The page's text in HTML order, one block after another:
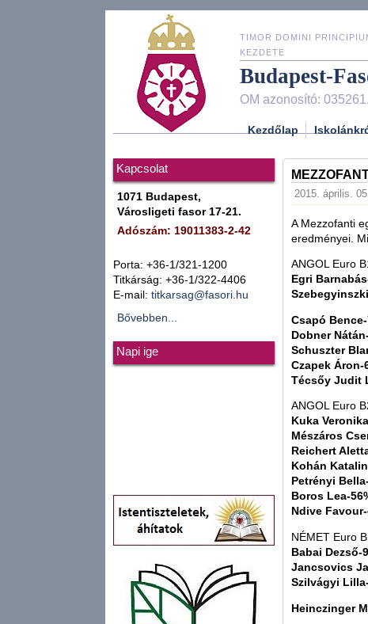
TIMOR DOMINI
KEZDETE
Budapest-
OM azonosító: 035261.
Kezdőlap
Kapcsolat
1071 Budapest,
Városligeti fasor 17-21.
Adószám: 19011383-2-42
Porta: +36-1/321-1200
Titkárság: +36-1/322-4406
E-mail: titkarsag@fasori.hu
Bővebben...
Napi ige
2015. április.
A Mezzofanti
eredményei.
ANGOL Euro
Egri
Csapó Bence-
Dobner
Schuszter
Czapek Áron-
Técsőy Judit
ANGOL Euro
Kuka
Mészáros
Reichert
Kohán
Petrényi
Boros Lea-
Ndive
NÉMET Euro
Babai Dezső-
Jancsovics
Szilvágyi
Heinczinger